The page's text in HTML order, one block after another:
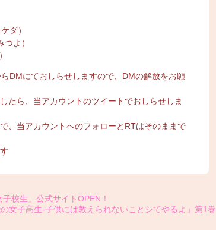
ダ）
よ）
DMにておしらせしますので、DMの解放をお願
たら、当アカウントのツイートでおしらせしま
、当アカウントへのフォローとRTはそのままで
校生」公式サイトOPEN！
女子高生-子供には教えられないことシてやるよ」第1巻